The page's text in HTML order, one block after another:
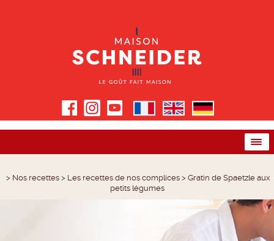
> Nos recettes> Les recettes de nos complices> Gratin de Spaetzle aux
petits légumes